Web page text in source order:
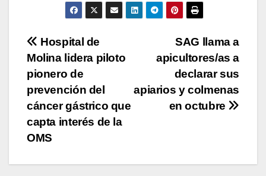
Navegación
de
entradas
SAG llama a
apicultores/as a
declarar sus
apiarios y colmenas
en octubre
Hospital de
Molina lidera piloto
pionero de
prevención del
cáncer gástrico que
capta interés de la
OMS